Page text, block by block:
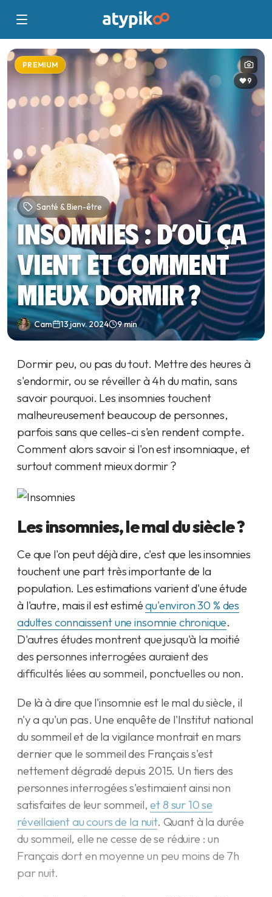
PREMIUM
9
Santé & Bien-être
Insomnies : d’où ça
vient et comment
mieux dormir ?
Cam 13 janv. 2024 9 min
Dormir peu, ou pas du tout. Mettre des heures à
s'endormir, ou se réveiller à 4h du matin, sans
savoir pourquoi. Les insomnies touchent
malheureusement beaucoup de personnes,
parfois sans que celles-ci s'en rendent compte.
Comment alors savoir si l'on est insomniaque, et
surtout comment mieux dormir ?
Les insomnies, le mal du siècle ?
Ce que l'on peut déjà dire, c'est que les insomnies
touchent une part très importante de la
population. Les estimations varient d'une étude
à l'autre, mais il est estiméqu'environ 30 % des
adultes connaissent une insomnie chronique.
D'autres études montrent que jusqu'à la moitié
des personnes interrogées auraient des
difficultés liées au sommeil, ponctuelles ou non.
De là à dire que l'insomnie est le mal du siècle, il
n'y a qu'un pas. Une enquête de l'Institut national
du sommeil et de la vigilance montrait en mars
dernier que le sommeil des Français s'est
nettement dégradé depuis 2015. Un tiers des
personnes interrogées s'estimaient ainsi non
satisfaites de leur sommeil,et 8 sur 10 se
réveillaient au cours de la nuit. Quant à la durée
du sommeil, elle ne cesse de se réduire : un
Français dort en moyenne un peu moins de 7h
par nuit.